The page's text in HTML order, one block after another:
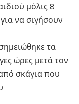
μόλις 8
να σιγήσουν
τα
ώρες μετά τον
σκάγια που